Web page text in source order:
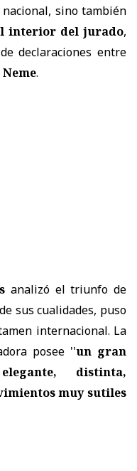
sino también
interior del jurado,
declaraciones entre
.
analizó el triunfo de
sus cualidades, puso
internacional. La
posee ''un gran
distinta,
muy sutiles